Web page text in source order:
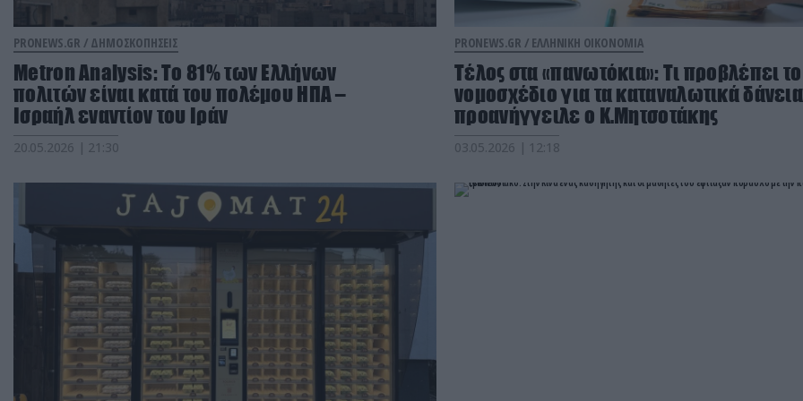
PRONEWS.GR / ΔΗΜΟΣΚΟΠΗΣΕΙΣ
Metron Analysis: Το 81% των Ελλήνων
πολιτών είναι κατά του πολέμου ΗΠΑ –
Ισραήλ εναντίον του Ιράν
20.05.2026 | 21:30
PRONEWS.GR / ΕΛΛΗΝΙΚΗ ΟΙΚΟΝΟΜΙΑ
Τέλος στα «πανωτόκια»: Τι προβλέπει το
νομοσχέδιο για τα καταναλωτικά
προανήγγειλε ο Κ.Μητσοτάκης
03.05.2026 | 12:18